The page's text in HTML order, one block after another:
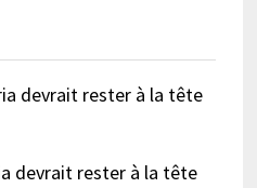
devrait rester à la tête
devrait rester à la tête